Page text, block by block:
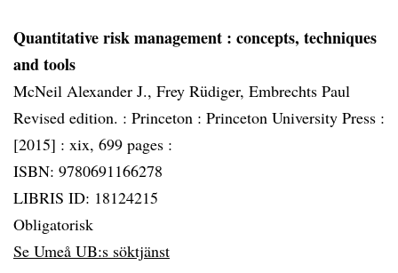
Quantitative risk management : concepts, techniques
and tools
McNeil Alexander J., Frey Rüdiger, Embrechts Paul
Revised edition. : Princeton : Princeton University Press :
[2015] : xix, 699 pages :
ISBN: 9780691166278
LIBRIS ID: 18124215
Obligatorisk
Se Umeå UB:s söktjänst